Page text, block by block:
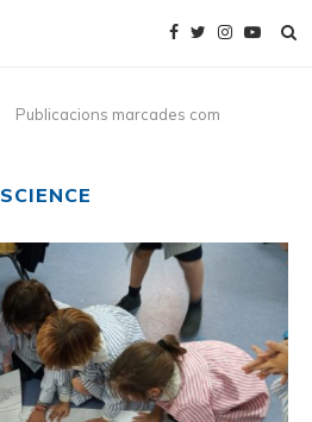
Publicacions marcades com
SCIENCE